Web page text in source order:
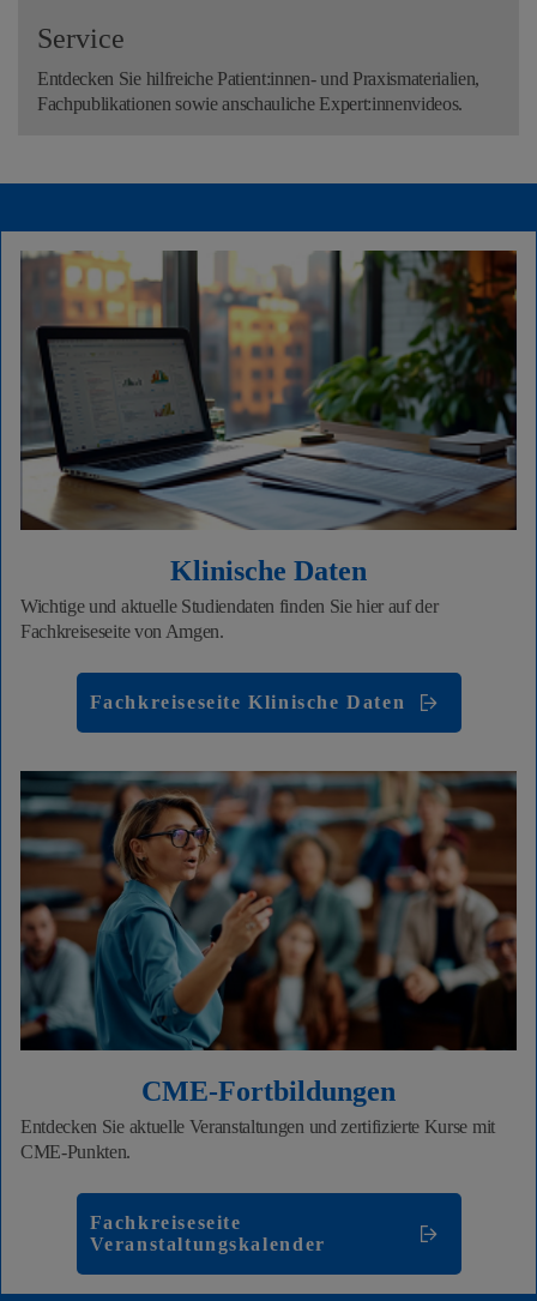
Service
Entdecken Sie hilfreiche Patient:innen- und Praxismaterialien,
Fachpublikationen sowie anschauliche Expert:innenvideos.
Klinische Daten
Wichtige und aktuelle Studiendaten finden Sie hier auf der
Fachkreiseseite von Amgen.
Fachkreiseseite Klinische Daten
CME-Fortbildungen
Entdecken Sie aktuelle Veranstaltungen und zertifizierte Kurse mit
CME-Punkten.
Fachkreiseseite
Veranstaltungskalender